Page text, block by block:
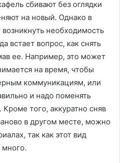
сбивают без оглядки
на новый. Однако в
необходимость
встает вопрос, как снять
ее. Например, это может
на время, чтобы
коммуникациям, или
и надо поменять
того, аккуратно сняв
в другом месте, можно
так как этот вид
много.